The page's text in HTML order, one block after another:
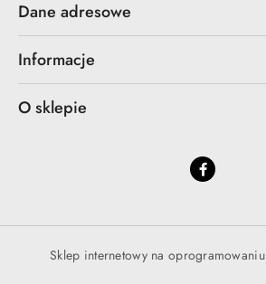
Dane adresowe
Informacje
O sklepie
Sklep internetowy na oprogramowaniu